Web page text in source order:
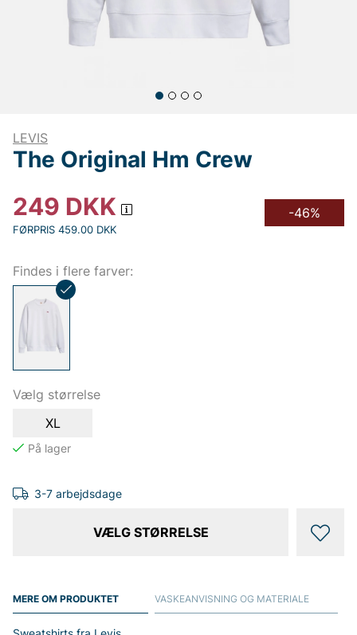
LEVIS
The Original Hm Crew
249 DKK
FØRPRIS 459.00 DKK
-46%
Findes i flere farver:
Vælg størrelse
XL
3-7 arbejdsdage
VÆLG STØRRELSE
MERE OM PRODUKTET VASKEANVISNING OG MATERIALE